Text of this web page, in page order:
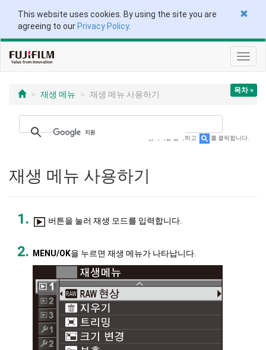
This website uses cookies. By using the site you are
agreeing to our Privacy Policy.
토
글
색
목차 »
재생 메뉴 재생 메뉴 사용하기
검색어를 입력하고 를 클릭합니다.
재생 메뉴 사용하기
버튼을 눌러 재생 모드를 입력합니다.
MENU/OK을 누르면 재생 메뉴가 나타납니다.